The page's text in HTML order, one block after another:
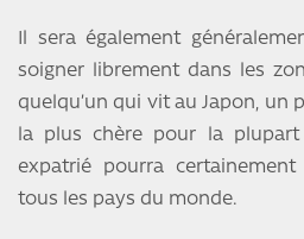
Il sera également
soigner librement dans les
quelqu’un qui vit au Japon, un
la plus chère pour la plupart
expatrié pourra
tous les pays du monde.